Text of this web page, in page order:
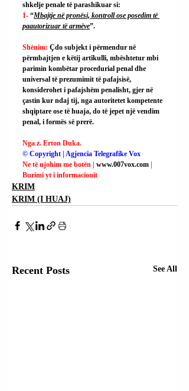
shkelje penale të parashikuar si:
1- “Mbajtje në pronësi, kontroll ose posedim të
paautorizuar të armëve”.
Shënim: Çdo subjekt i përmendur në
përmbajtjen e këtij artikulli, mbështetur mbi
parimin kombëtar procedurial penal dhe
universal të prezumimit të pafajsisë,
konsiderohet i pafajshëm penalisht, gjer në
çastin kur ndaj tij, nga autoritetet kompetente
shqiptare ose të huaja, do të jepet një vendim
penal, i formës së prerë.
Nga z. Erton Duka.
© Copyright | Agjencia Telegrafike Vox
Ne të njohim me botën | www.007vox.com
Burimi yt i informacionit
KRIM
KRIM (I HUAJ)
Recent Posts See All